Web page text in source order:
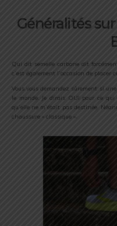
Généralités
Qui dit semelle carbone dit
c’est également l’occasion de placer
Vous vous demandez sûrement si
le monde. Je dirais OUI pour ce
qu’elle ne m’était pas destinée.
chaussure « classique ».